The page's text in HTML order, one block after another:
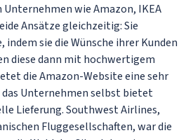
wie Amazon, IKEA
Ansätze gleichzeitig: Sie
sie die Wünsche ihrer Kunden
diese dann mit hochwertigem
die Amazon-Website eine sehr
Unternehmen selbst bietet
Lieferung. Southwest Airlines,
Fluggesellschaften, war die